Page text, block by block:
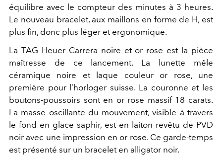
équilibre avec le compteur des minutes à 3 heures.
Le nouveau bracelet, aux maillons en forme de H, est
plus fin, donc plus léger et ergonomique.
La TAG Heuer Carrera noire et or rose est la pièce
maîtresse de ce lancement. La lunette mêle
céramique noire et laque couleur or rose, une
première pour l’horloger suisse. La couronne et les
boutons-poussoirs sont en or rose massif 18 carats.
La masse oscillante du mouvement, visible à travers
le fond en glace saphir, est en laiton revêtu de PVD
noir avec une impression en or rose. Ce garde-temps
est présenté sur un bracelet en alligator noir.